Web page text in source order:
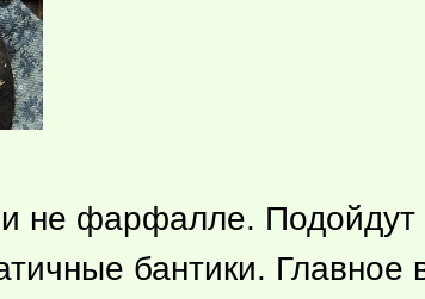
не фарфалле.
бантики.